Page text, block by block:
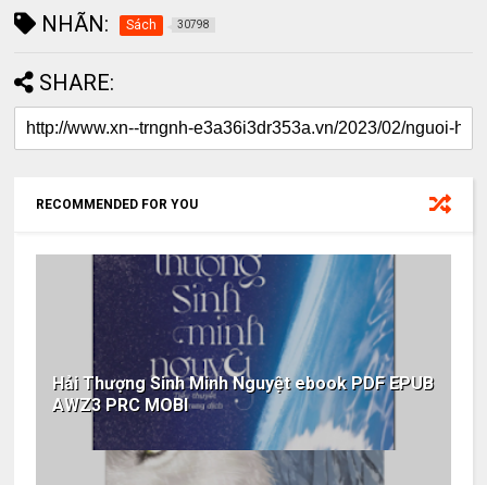
NHÃN: Sách 30798
SHARE:
RECOMMENDED FOR YOU
Hải Thượng Sinh Minh Nguyệt ebook PDF EPUB
AWZ3 PRC MOBI